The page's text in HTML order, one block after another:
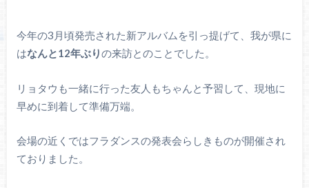
今年の3月頃発売された新アルバムを引っ提げて、我が県に
はなんと12年ぶりの来訪とのことでした。
リョタウも一緒に行った友人もちゃんと予習して、現地に
早めに到着して準備万端。
会場の近くではフラダンスの発表会らしきものが開催され
ておりました。